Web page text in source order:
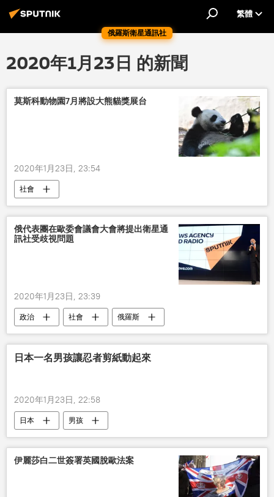
俄羅斯衛星通訊社
繁體
2020年1月23日 的新聞
莫斯科動物園7月將設大熊貓獎展台
2020年1月23日, 23:54
社會
俄代表團在歐委會議會大會將提出衛星通
訊社受歧視問題
2020年1月23日, 23:39
政治 社會
俄羅斯
愛沙尼亞
記者 國際
日本一名男孩讓忍者剪紙動起來
2020年1月23日, 22:58
日本 男孩
伊麗莎白二世簽署英國脫歐法案